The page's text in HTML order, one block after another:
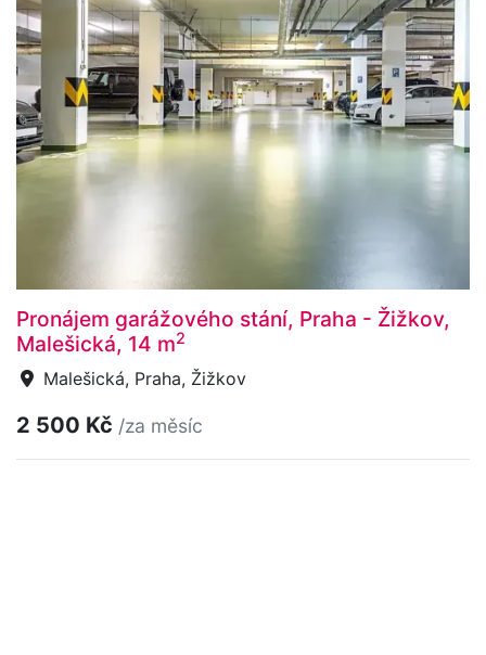
Pronájem garážového stání, Praha - Žižkov,
Malešická, 14 m2
Malešická, Praha, Žižkov
2 500 Kč /za měsíc